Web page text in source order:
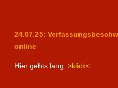
24.07.25:
online
Hier gehts lang. >klick<